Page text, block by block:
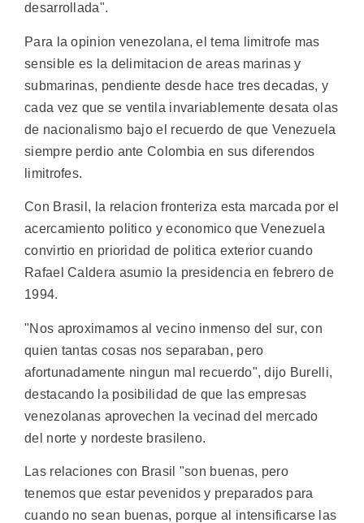
desarrollada".
Para la opinion venezolana, el tema limitrofe mas
sensible es la delimitacion de areas marinas y
submarinas, pendiente desde hace tres decadas, y
cada vez que se ventila invariablemente desata olas
de nacionalismo bajo el recuerdo de que Venezuela
siempre perdio ante Colombia en sus diferendos
limitrofes.
Con Brasil, la relacion fronteriza esta marcada por el
acercamiento politico y economico que Venezuela
convirtio en prioridad de politica exterior cuando
Rafael Caldera asumio la presidencia en febrero de
1994.
"Nos aproximamos al vecino inmenso del sur, con
quien tantas cosas nos separaban, pero
afortunadamente ningun mal recuerdo", dijo Burelli,
destacando la posibilidad de que las empresas
venezolanas aprovechen la vecinad del mercado
del norte y nordeste brasileno.
Las relaciones con Brasil "son buenas, pero
tenemos que estar pevenidos y preparados para
cuando no sean buenas, porque al intensificarse las